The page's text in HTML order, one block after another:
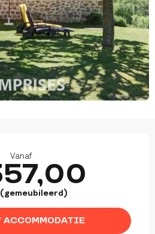
Vanaf
(gemeubileerd)
ACCOMMODATIE